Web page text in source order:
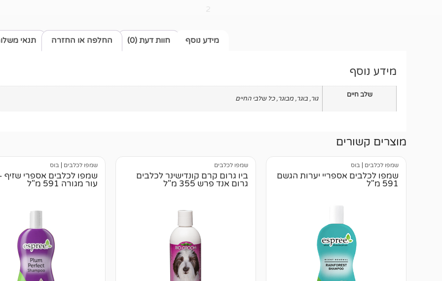
2
מידע נוסף תנאי חוות דעת (0) החלפה או החזרה
מידע נוסף
שלב חיים גור, בוגר, מבוגר,כל שלבי החיים
מוצרים קשורים
שמפו לכלבים | בוס
שמפו לכלבים אספריי יערות הגשם
591 מ"ל
שמפו לכלבים
ביו גרום קרם קונדישינר לכלבים
גרום אנד פרש 355 מ"ל
שמפו לכלבים | בוס
שמפו לכלבים אספרי שזיף
עור מגורה 591 מ"ל